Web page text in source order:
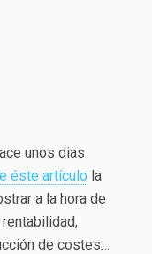
unos dias
éste artículo la
a la hora de
de costes…